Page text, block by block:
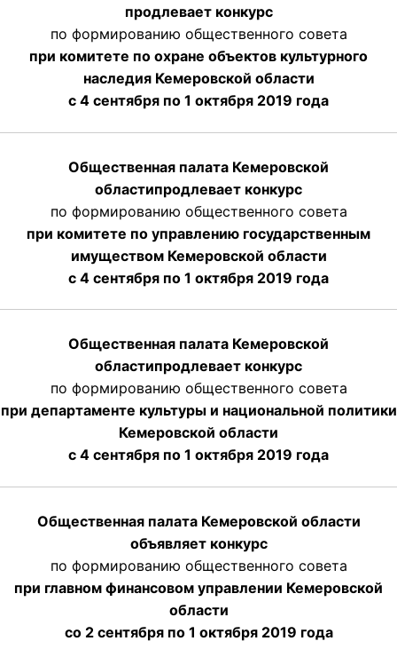
продлевает конкурс
по формированию общественного совета
при комитете по охране объектов культурного
наследия Кемеровской области
с 4 сентября по 1 октября 2019 года
Общественная палата Кемеровской
областипродлевает конкурс
по формированию общественного совета
при комитете по управлению государственным
имуществом Кемеровской области
с 4 сентября по 1 октября 2019 года
Общественная палата Кемеровской
областипродлевает конкурс
по формированию общественного совета
при департаменте культуры и национальной политики
Кемеровской области
с 4 сентября по 1 октября 2019 года
Общественная палата Кемеровской области
объявляет конкурс
по формированию общественного совета
при главном финансовом управлении Кемеровской
области
со 2 сентября по 1 октября 2019 года